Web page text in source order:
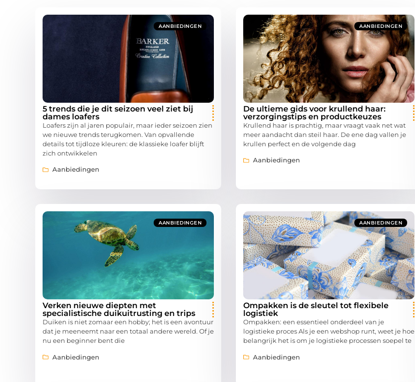
AANBIEDINGEN
5 trends die je dit seizoen veel ziet bij
dames loafers
Loafers zijn al jaren populair, maar ieder seizoen zien
we nieuwe trends terugkomen. Van opvallende
details tot tijdloze kleuren: de klassieke loafer blijft
zich ontwikkelen
Aanbiedingen
AANBIEDINGEN
De ultieme gids voor krullend haar:
verzorgingstips en productkeuzes
Krullend haar is prachtig, maar vraagt vaak net wat
meer aandacht dan steil haar. De ene dag vallen je
krullen perfect en de volgende dag
Aanbiedingen
AANBIEDINGEN
Verken nieuwe diepten met
specialistische duikuitrusting en trips
Duiken is niet zomaar een hobby; het is een avontuur
dat je meeneemt naar een totaal andere wereld. Of je
nu een beginner bent die
Aanbiedingen
AANBIEDINGEN
Ompakken is de sleutel tot flexibele
logistiek
Ompakken: een essentieel onderdeel van je
logistieke proces Als je een webshop runt, weet je hoe
belangrijk het is om je logistieke processen soepel te
Aanbiedingen